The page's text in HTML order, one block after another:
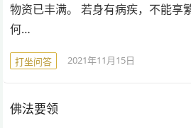
物资已丰满。 若身有病疾，不能享
何…
打坐问答 2021年11月15日
佛法要领